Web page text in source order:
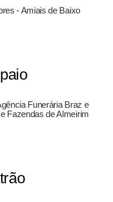
- Amiais de Baixo
Funerária Braz e
Fazendas de Almeirim